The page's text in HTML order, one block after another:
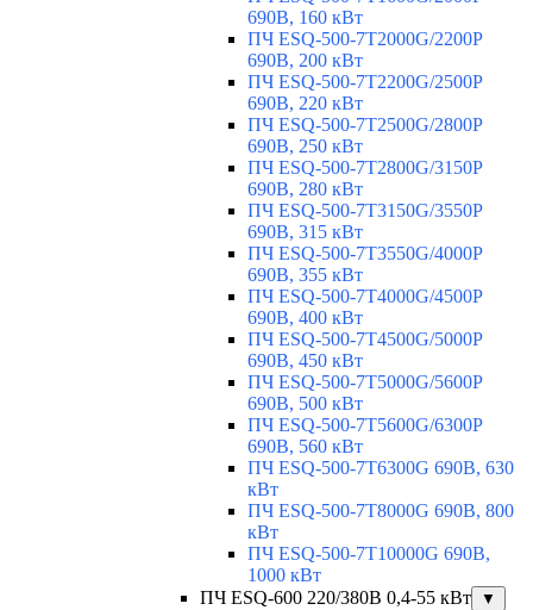
690В, 160 кВт
ПЧ ESQ-500-7T2000G/2200P
690В, 200 кВт
ПЧ ESQ-500-7T2200G/2500P
690В, 220 кВт
ПЧ ESQ-500-7T2500G/2800P
690В, 250 кВт
ПЧ ESQ-500-7T2800G/3150P
690В, 280 кВт
ПЧ ESQ-500-7T3150G/3550P
690В, 315 кВт
ПЧ ESQ-500-7T3550G/4000P
690В, 355 кВт
ПЧ ESQ-500-7T4000G/4500P
690В, 400 кВт
ПЧ ESQ-500-7T4500G/5000P
690В, 450 кВт
ПЧ ESQ-500-7T5000G/5600P
690В, 500 кВт
ПЧ ESQ-500-7T5600G/6300P
690В, 560 кВт
ПЧ ESQ-500-7T6300G 690В, 630
кВт
ПЧ ESQ-500-7T8000G 690В, 800
кВт
ПЧ ESQ-500-7T10000G 690В,
1000 кВт
ПЧ ESQ-600 220/380В 0,4-55 кВт
▼